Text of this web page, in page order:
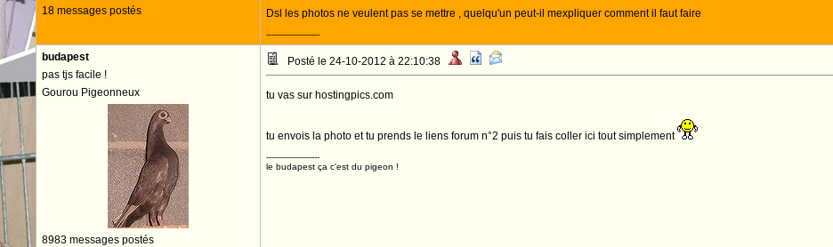
18 messages postés
Dsl les photos ne veulent pas se mettre , quelqu'un peut-il mexpliquer comment il faut faire
--------------------
budapest
pas tjs facile !
Gourou Pigeonneux
8983 messages postés
Posté le 24-10-2012 à 22:10:38
tu vas sur hostingpics.com
tu envois la photo et tu prends le liens forum n°2 puis tu fais coller ici tout simplement
--------------------
le budapest ça c'est du pigeon !